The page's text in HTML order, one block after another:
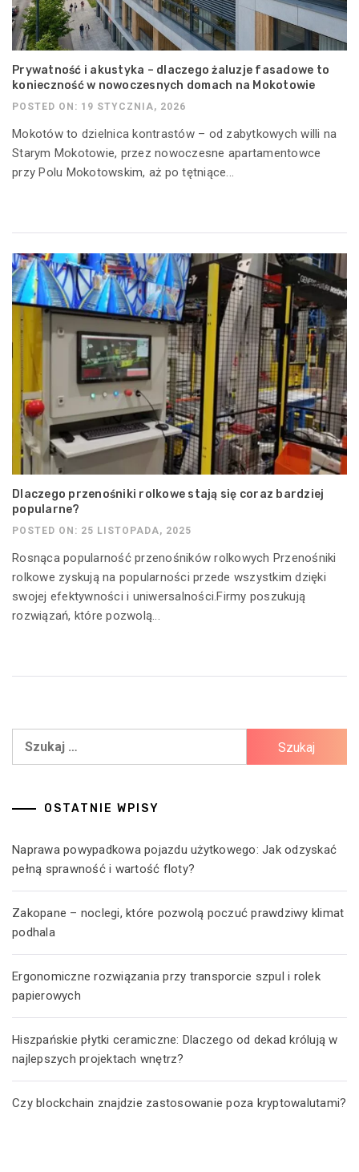
Prywatność i akustyka – dlaczego żaluzje fasadowe to
konieczność w nowoczesnych domach na Mokotowie
POSTED ON: 19 STYCZNIA, 2026
Mokotów to dzielnica kontrastów – od zabytkowych willi na
Starym Mokotowie, przez nowoczesne apartamentowce
przy Polu Mokotowskim, aż po tętniące...
Dlaczego przenośniki rolkowe stają się coraz bardziej
popularne?
POSTED ON: 25 LISTOPADA, 2025
Rosnąca popularność przenośników rolkowych Przenośniki
rolkowe zyskują na popularności przede wszystkim dzięki
swojej efektywności i uniwersalności.Firmy poszukują
rozwiązań, które pozwolą...
Szukaj:
OSTATNIE WPISY
Naprawa powypadkowa pojazdu użytkowego: Jak odzyskać
pełną sprawność i wartość floty?
Zakopane – noclegi, które pozwolą poczuć prawdziwy klimat
podhala
Ergonomiczne rozwiązania przy transporcie szpul i rolek
papierowych
Hiszpańskie płytki ceramiczne: Dlaczego od dekad królują w
najlepszych projektach wnętrz?
Czy blockchain znajdzie zastosowanie poza kryptowalutami?